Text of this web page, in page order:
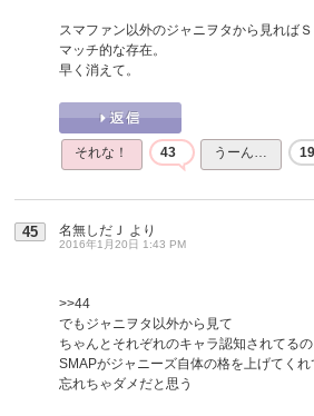
スマファン以外のジャニヲタから見れば
マッチ的な存在。
早く消えて。
それな！ 43 うーん…
45 名無しだＪ より
2016年1月20日 1:43 PM
>>44
でもジャニヲタ以外から見て
ちゃんとそれぞれのキャラ認知されてる
SMAPがジャニーズ自体の格を上げてくれ
忘れちゃダメだと思う